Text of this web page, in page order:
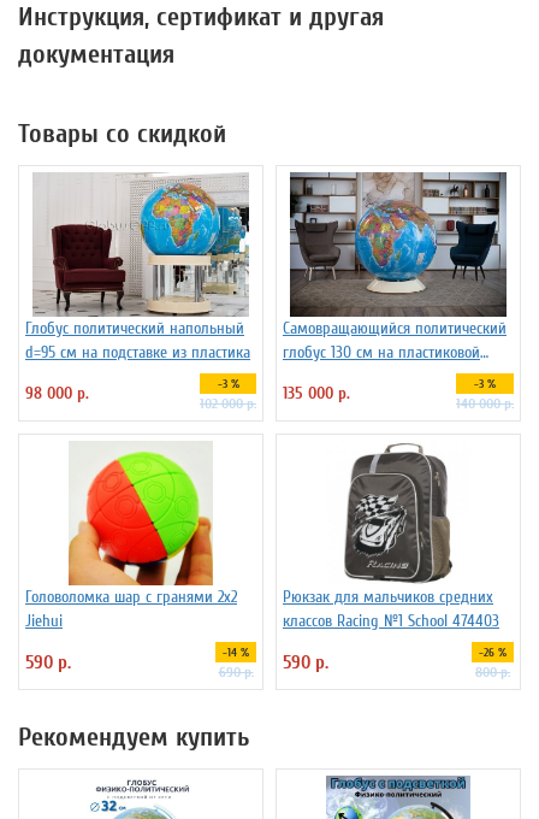
Инструкция, сертификат и другая
документация
Товары со скидкой
Глобус политический напольный
d=95 см на подставке из пластика
98 000 р.
-3 %
102 000 р.
Самовращающийся политический
глобус 130 см на пластиковой
135 000 р. -3 %
140 000 р.
Головоломка шар с гранями 2х2
Jiehui
590 р. -14 %
690 р.
Рюкзак для мальчиков средних
классов Racing №1 School 474403
590 р. -26 %
800 р.
Рекомендуем купить